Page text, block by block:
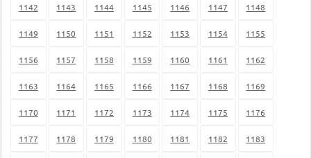
1142 1143 1144 1145 1146 1147 1148
1149 1150 1151 1152 1153 1154 1155
1156 1157 1158 1159 1160 1161 1162
1163 1164 1165 1166 1167 1168 1169
1170 1171 1172 1173 1174 1175 1176
1177 1178 1179 1180 1181 1182 1183